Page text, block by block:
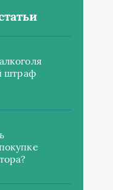
штраф